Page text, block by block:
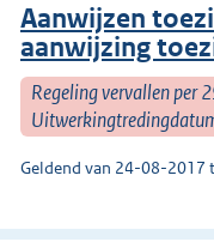
Aanwijzen
aanwijzing
Regeling vervallen
Geldend van 24-08-